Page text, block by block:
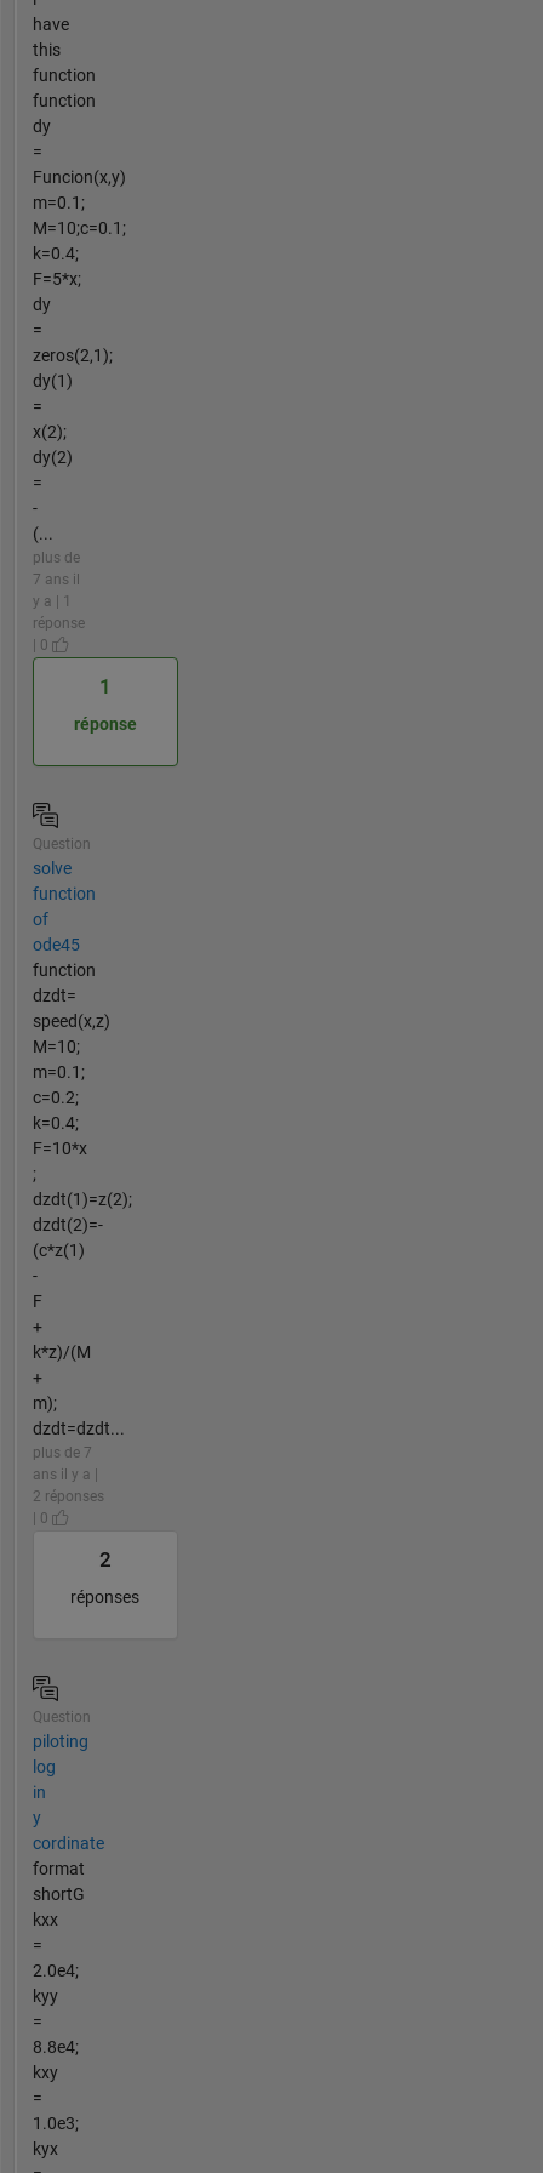
have
this
function
function
dy
=
Funcion(x,y)
m=0.1;
M=10;c=0.1;
k=0.4;
F=5*x;
dy
=
zeros(2,1);
dy(1)
=
x(2);
dy(2)
=
-
(...
plus de
7 ans il
y a | 1
réponse
| 0
1
réponse
Question
solve
function
of
ode45
function
dzdt=
speed(x,z)
M=10;
m=0.1;
c=0.2;
k=0.4;
F=10*x
;
dzdt(1)=z(2);
dzdt(2)=-
(c*z(1)
-
F
+
k*z)/(M
+
m);
dzdt=dzdt...
plus de 7
ans il y a |
2 réponses
| 0
2
réponses
Question
piloting
log
in
y
cordinate
format
shortG
kxx
=
2.0e4;
kyy
=
8.8e4;
kxy
=
1.0e3;
kyx